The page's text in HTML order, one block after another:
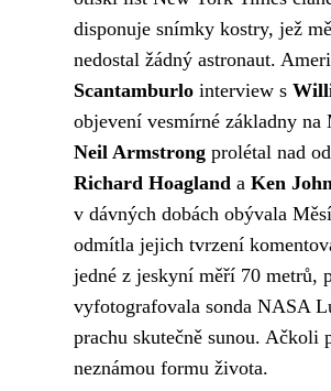
disponuje snímky kostry, jež
nedostal žádný astronaut.
Scantamburlo interview s
objevení vesmírné základny
Neil Armstrong prolétal nad
Richard Hoagland a Ken
v dávných dobách obývala
odmítla jejich tvrzení
jedné z jeskyní měří 70 metrů,
vyfotografovala sonda NASA
prachu skutečně sunou.
neznámou formu života.